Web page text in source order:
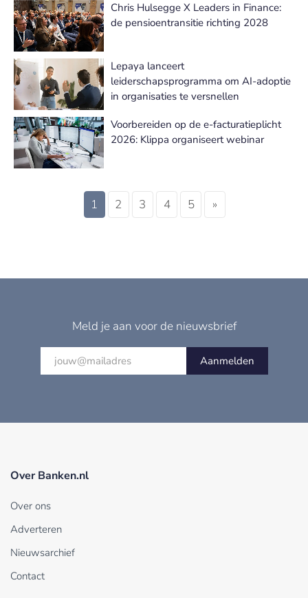
Chris Hulsegge X Leaders in Finance:
de pensioentransitie richting 2028
Lepaya lanceert
leiderschapsprogramma om AI-adoptie
in organisaties te versnellen
Voorbereiden op de e-facturatieplicht
2026: Klippa organiseert webinar
1 2 3 4 5 »
Meld je aan voor de nieuwsbrief
Aanmelden
Over Banken.nl
Over ons
Adverteren
Nieuwsarchief
Contact